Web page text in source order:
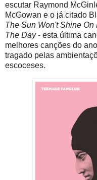
escutar Raymond
McGowan e o já citado
The Sun Won't Shine On
The Day- esta última
melhores canções do
tragado pelas
escoceses.